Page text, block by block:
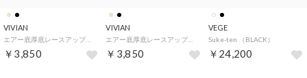
VIVIAN
￥3,850
VIVIAN
￥3,850
VEGE
Suke-ten （BLACK）
￥24,200